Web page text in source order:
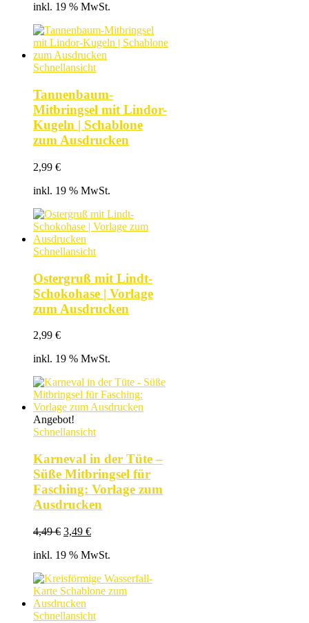
inkl. 19 % MwSt.
Schnellansicht
Tannenbaum-
Mitbringsel mit Lindor-
Kugeln | Schablone
zum Ausdrucken
2,99 €
inkl. 19 % MwSt.
Schnellansicht
Ostergruß mit Lindt-
Schokohase | Vorlage
zum Ausdrucken
2,99 €
inkl. 19 % MwSt.
Angebot!
Schnellansicht
Karneval in der Tüte –
Süße Mitbringsel für
Fasching: Vorlage zum
Ausdrucken
4,49€ Ursprünglicher
war:
3,49 €Aktueller
ist:
inkl. 19 % MwSt.
Schnellansicht